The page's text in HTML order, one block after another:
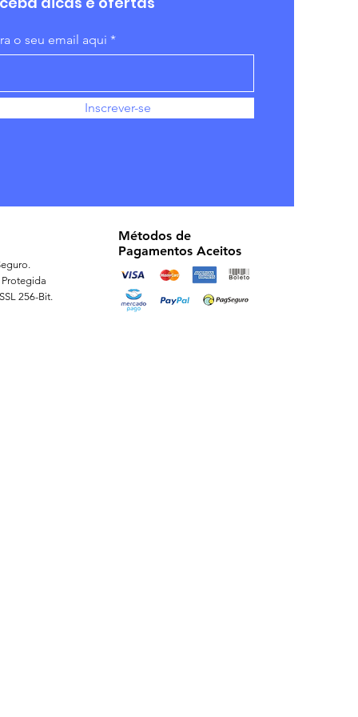
o seu email aqui
Inscrever-se
Protegida
256-Bit.
Métodos de
Pagamentos Aceitos
e comemorações com brindes customizados